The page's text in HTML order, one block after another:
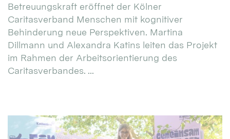
Betreuungskraft eröffnet der Kölner
Caritasverband Menschen mit kognitiver
Behinderung neue Perspektiven. Martina
Dillmann und Alexandra Katins leiten das Projekt
im Rahmen der Arbeitsorientierung des
Caritasverbandes. ...